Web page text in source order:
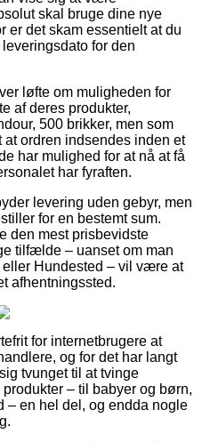
skal bruge dine nye
er det skam essentielt at du
for den
løfte om muligheden for
af deres produkter,
500 brikker, men som
ordren indsendes inden et
har mulighed for at nå at få
har fyraften.
levering uden gebyr, men
for en bestemt sum.
den mest prisbevidste
tilfælde – uanset om man
Hundested – vil være at
afhentningssted.
for internetbrugere at
og for det har langt
tvunget til at tvinge
– til babyer og børn,
– en hel del, og endda nogle